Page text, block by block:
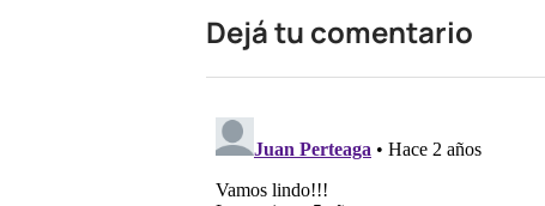
Dejá tu comentario